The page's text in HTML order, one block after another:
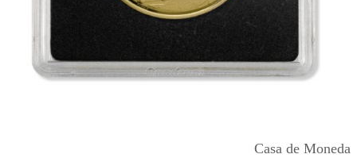
Casa de Moneda